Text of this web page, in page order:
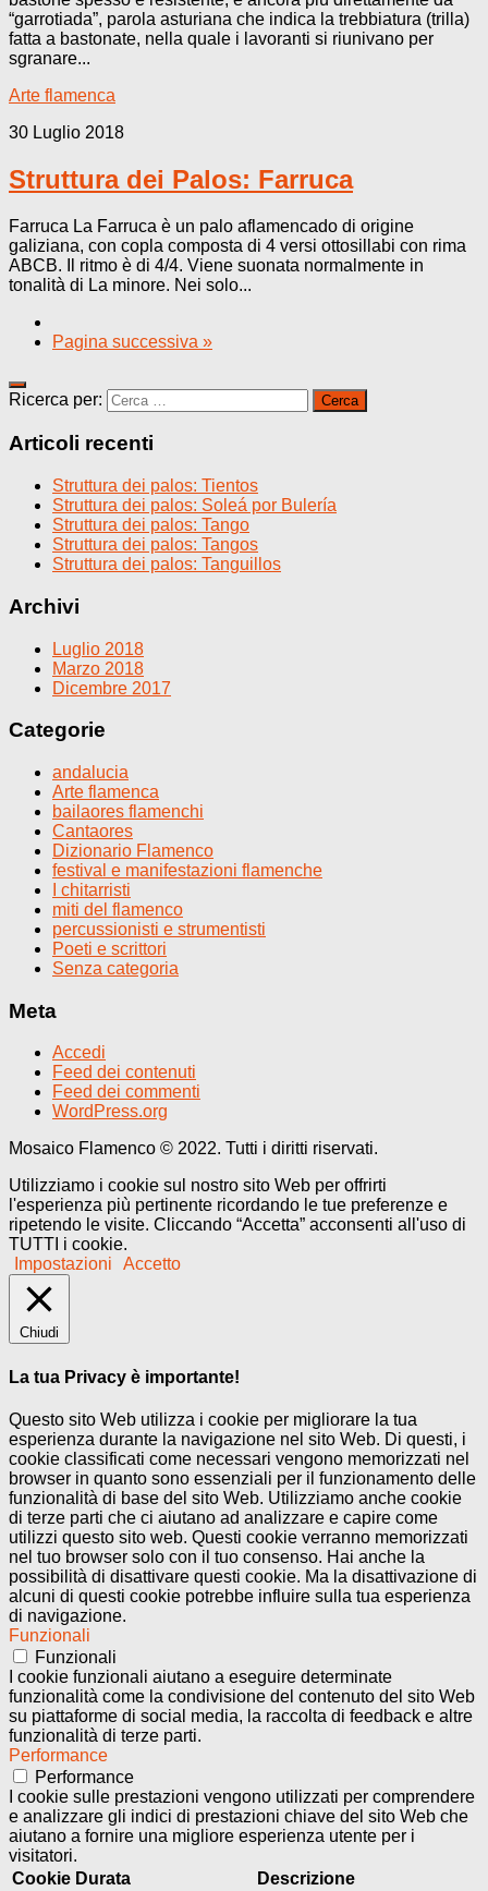
“garrotiada”, parola asturiana che indica la trebbiatura (trilla)
fatta a bastonate, nella quale i lavoranti si riunivano per
sgranare...
Arte flamenca
30 Luglio 2018
Struttura dei Palos: Farruca
Farruca La Farruca è un palo aflamencado di origine
galiziana, con copla composta di 4 versi ottosillabi con rima
ABCB. Il ritmo è di 4/4. Viene suonata normalmente in
tonalità di La minore. Nei solo...
Pagina successiva »
Ricerca per:
Articoli recenti
Struttura dei palos: Tientos
Struttura dei palos: Soleá por Bulería
Struttura dei palos: Tango
Struttura dei palos: Tangos
Struttura dei palos: Tanguillos
Archivi
Luglio 2018
Marzo 2018
Dicembre 2017
Categorie
andalucia
Arte flamenca
bailaores flamenchi
Cantaores
Dizionario Flamenco
festival e manifestazioni flamenche
I chitarristi
miti del flamenco
percussionisti e strumentisti
Poeti e scrittori
Senza categoria
Meta
Accedi
Feed dei contenuti
Feed dei commenti
WordPress.org
Mosaico Flamenco © 2022. Tutti i diritti riservati.
Utilizziamo i cookie sul nostro sito Web per offrirti
l'esperienza più pertinente ricordando le tue preferenze e
ripetendo le visite. Cliccando “Accetta” acconsenti all'uso di
TUTTI i cookie.
Impostazioni
Accetto
Chiudi
La tua Privacy è importante!
Questo sito Web utilizza i cookie per migliorare la tua
esperienza durante la navigazione nel sito Web. Di questi, i
cookie classificati come necessari vengono memorizzati nel
browser in quanto sono essenziali per il funzionamento delle
funzionalità di base del sito Web. Utilizziamo anche cookie
di terze parti che ci aiutano ad analizzare e capire come
utilizzi questo sito web. Questi cookie verranno memorizzati
nel tuo browser solo con il tuo consenso. Hai anche la
possibilità di disattivare questi cookie. Ma la disattivazione di
alcuni di questi cookie potrebbe influire sulla tua esperienza
di navigazione.
Funzionali
Funzionali
I cookie funzionali aiutano a eseguire determinate
funzionalità come la condivisione del contenuto del sito Web
su piattaforme di social media, la raccolta di feedback e altre
funzionalità di terze parti.
Performance
Performance
I cookie sulle prestazioni vengono utilizzati per comprendere
e analizzare gli indici di prestazioni chiave del sito Web che
aiutano a fornire una migliore esperienza utente per i
visitatori.
Cookie Durata Descrizione